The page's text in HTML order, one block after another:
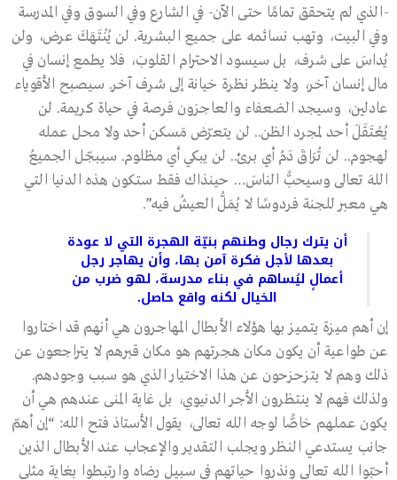
-الذي لم يتحقق تمامًا حتى الآن- في الشارع وفي السوق وفي المدرسة
وفي البيت، وتهب نسائمه على جميع البشرية. لن يُنْتَهَكَ عرض، ولن
يُداسَ على شرف، بل سيسود الاحترام القلوبَ، فلا يطمع إنسان في
مال إنسان آخر، ولا ينظر نظرة خيانة إلى شرف آخر. سيصبح الأقوياء
عادلين، وسيجد الضعفاء والعاجزون فرصة في حياة كريمة. لن
يُعْتَقَلَ أحد لمجرد الظن.. لن يتعرّض مَسكن أحد ولا محل عمله
لهجوم.. لن تُرَاقَ دَمُ أي برئ.. لن يبكي أي مظلوم. سيبجّل الجميعُ
اللهَ تعالى وسيحبُّ الناسَ… حينذاك فقط ستكون هذه الدنيا التي
هي معبر للجنة فردوسًا لا يُمَلُّ العيشُ فيه”.
أن يترك رجال وطنهم بنيّة الهجرة التي لا عودة
بعدها لأجل فكرة آمن بها، وأن يهاجر رجل
أعمالٍ ليُساهم في بناء مدرسة، لهو ضرب من
الخيال لكنه واقع حاصل.
إن أهم ميزة يتميز بها هؤلاء الأبطال المهاجرون هي أنهم قد اختاروا
عن طواعية أن يكون مكان هجرتهم هو مكان قبرهم لا يتراجعون عن
ذلك وهم لا يتزحزحون عن هذا الاختيار الذي هو سبب وجودهم.
ولذلك فهم لا ينتظرون الأجر الدنيوي، بل غاية المنى عندهم هي أن
يكون عملهم خاصًّا لوجه الله تعالى، يقول الأستاذ فتح الله: “إن أهمّ
جانب يستدعي النظر ويجلب التقدير والإعجاب عند الأبطال الذين
أحبّوا الله تعالى ونذروا حياتهم في سبيل رضاه وارتبطوا بغاية مثلى